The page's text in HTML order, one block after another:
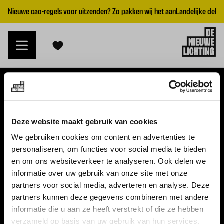
Deze website maakt gebruik van cookies
We gebruiken cookies om content en advertenties te
personaliseren, om functies voor social media te bieden
en om ons websiteverkeer te analyseren. Ook delen we
informatie over uw gebruik van onze site met onze
partners voor social media, adverteren en analyse. Deze
partners kunnen deze gegevens combineren met andere
informatie die u aan ze heeft verstrekt of die ze hebben
verzameld op basis van uw gebruik van hun services.
Nieuwe cao-regels voor uitzenden?Zo pakken wij het aanLandelijke
WERKGEVERS
Nieuwe cao uitzenden 2026
Vraag een offerte aan
VACATURES
Alle vacatures
Topvacatures